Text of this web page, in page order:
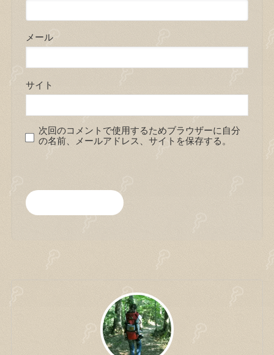
メール
サイト
次回のコメントで使用するためブラウザーに自分
の名前、メールアドレス、サイトを保存する。